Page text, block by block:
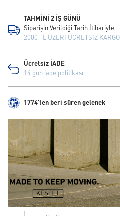
TAHMİNİ 2 İŞ GÜNÜ
Siparişin Verildiği Tarih İtibariyle
2000 TL ÜZERİ ÜCRETSİZ KARGO
Ücretsiz İADE
14 gün iade politikası
1774'ten beri süren gelenek